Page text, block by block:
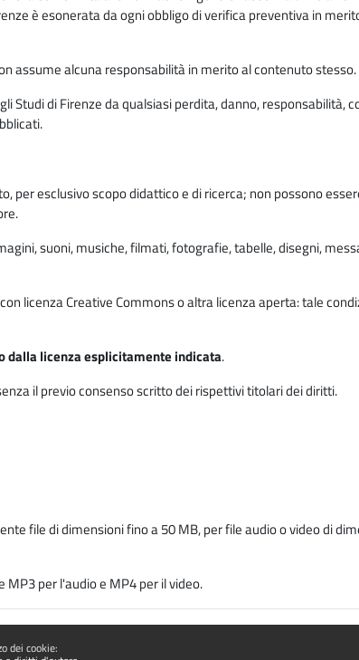
dei cookie:
è esonerata da ogni obbligo di verifica preventiva in
assume alcuna responsabilità in merito al contenuto stesso.
di Firenze da qualsiasi perdita, danno, responsabilità,
esclusivo scopo didattico e di ricerca; non possono
suoni, musiche, filmati, fotografie, tabelle, disegni,
licenza Creative Commons o altra licenza aperta: tale
dalla licenza esplicitamente indicata.
il previo consenso scritto dei rispettivi titolari dei diritti.
file di dimensioni fino a 50 MB, per file audio o video di
per l'audio e MP4 per il video.